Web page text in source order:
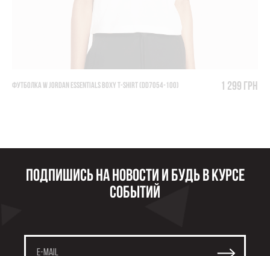
ФУТБОЛКА W JORDAN ESSENTIALS BOXY T-SHIRT (DD7054-100) 1 299 грн
Подпишись на новости и будь в курсе
событий